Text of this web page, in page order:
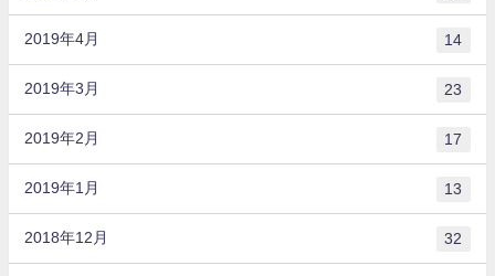
2019年4月 14
2019年3月 23
2019年2月 17
2019年1月 13
2018年12月 32